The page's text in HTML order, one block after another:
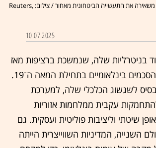
טנק שווייצרי. הניטרליות משאירה את התעשייה הביטחונית מאחור / צילום: Reuters,
10.07.2025
בניטרליות שלה, שנמשכת ברציפות מאז
1515 ושעוגנה בהסכמים בינלאומיים בתחילת המאה ה־19.
לשגשוג הכלכלי שלה, למערכת
עקבית ממלחמות אזוריות
שיטתי וליציבות פוליטית ועסקית. גם
השנייה, המדיניות השווייצרית הייתה